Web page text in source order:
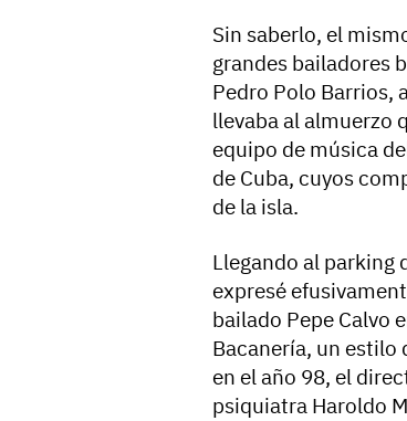
Sin saberlo, el
grandes bailadores
Pedro Polo Barrios,
llevaba al almuerzo
equipo de música
de Cuba, cuyos
de la isla.
Llegando al parking
expresé
bailado Pepe Calvo
Bacanería, un estilo
en el año 98, el
psiquiatra Haroldo